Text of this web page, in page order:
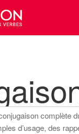
complète
d’usage, des